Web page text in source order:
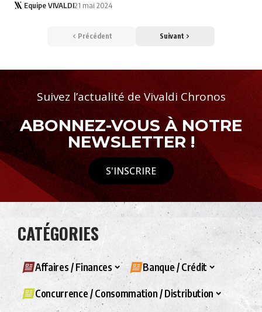
Equipe VIVALDI21 mai 2024
Précédent Suivant
Suivez l’actualité de Vivaldi Chronos
ABONNEZ-VOUS À NOTRE
NEWSLETTER !
S'INSCRIRE
CATÉGORIES
Affaires / Finances Banque / Crédit
Concurrence / Consommation / Distribution